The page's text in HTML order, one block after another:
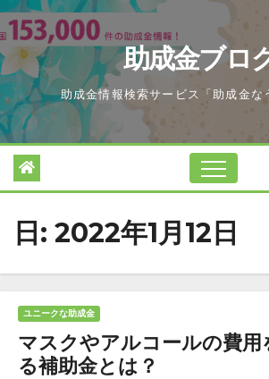
Skip
to
content
助成金ブロ
助成金情報検索サービス「助成金な
日: 2022年1月12日
ユニークな助成金
マスクやアルコールの費用
る補助金とは？